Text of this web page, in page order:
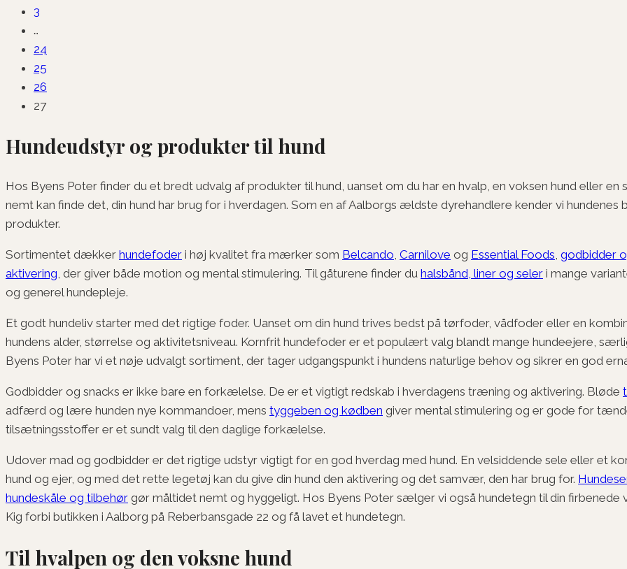
3
…
24
25
26
27
Hundeudstyr og produkter til hund
Hos Byens Poter finder du et bredt udvalg af produkter til hund, uanset om du har en hvalp, en voksen hund eller en
nemt kan finde det, din hund har brug for i hverdagen. Som en af Aalborgs ældste dyrehandlere kender vi
produkter.
Sortimentet dækker hundefoder i høj kvalitet fra mærker som Belcando, Carnilove og Essential Foods, godbidder
aktivering, der giver både motion og mental stimulering. Til gåturene finder du halsbånd, liner og seler i mange
og generel hundepleje.
Et godt hundeliv starter med det rigtige foder. Uanset om din hund trives bedst på tørfoder, vådfoder eller en
hundens alder, størrelse og aktivitetsniveau. Kornfrit hundefoder er et populært valg blandt mange hundeejere,
Byens Poter har vi et nøje udvalgt sortiment, der tager udgangspunkt i hundens naturlige behov og sikrer en god
Godbidder og snacks er ikke bare en forkælelse. De er et vigtigt redskab i hverdagens træning og aktivering. Bløde
adfærd og lære hunden nye kommandoer, mens tyggeben og kødben giver mental stimulering og er gode for
tilsætningsstoffer er et sundt valg til den daglige forkælelse.
Udover mad og godbidder er det rigtige udstyr vigtigt for en god hverdag med hund. En velsiddende sele eller et
hund og ejer, og med det rette legetøj kan du give din hund den aktivering og det samvær, den har brug for.
hundeskåle og tilbehør gør måltidet nemt og hyggeligt. Hos Byens Poter sælger vi også hundetegn til din firbenede
Kig forbi butikken i Aalborg på Reberbansgade 22 og få lavet et hundetegn.
Til hvalpen og den voksne hund